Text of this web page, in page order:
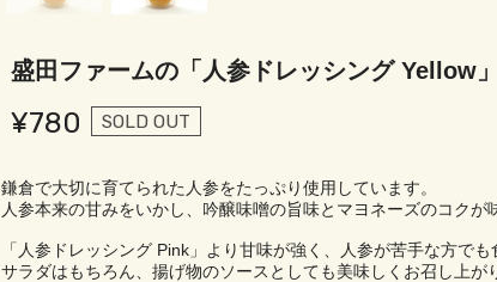
盛田ファームの「人参ドレッシング Yellow」
¥780 SOLD OUT
鎌倉で大切に育てられた人参をたっぷり使用しています。
人参本来の甘みをいかし、吟醸味噌の旨味とマヨネーズのコクが
「人参ドレッシング Pink」より甘味が強く、人参が苦手な方でも
サラダはもちろん、揚げ物のソースとしても美味しくお召し上が